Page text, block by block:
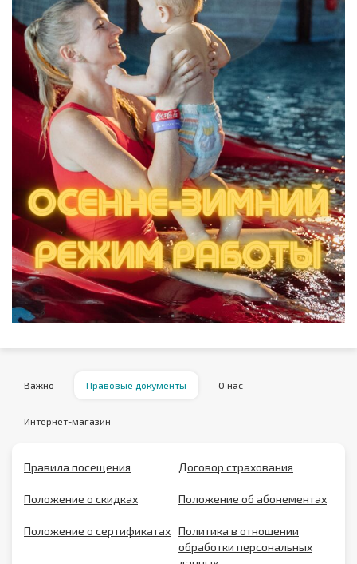
Важно Правовые документы О нас
Интернет-магазин
Правила посещения Договор страхования
Положение о скидках Положение об абонементах
Положение о сертификатах Политика в отношении
обработки персональных